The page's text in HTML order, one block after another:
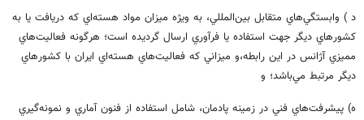
د ) وابستگي‌هاي متقابل بين‌المللي، به ويژه ميزان مواد هسته‌اي كه دريافت يا به
كشورهاي ديگر جهت استفاده يا فرآوري ارسال گرديده است؛ هرگونه فعاليت‌هاي
مميزي آژانس در اين رابطه،‌و ميزاني كه فعاليت‌هاي هسته‌اي ايران با كشورهاي
ديگر مرتبط مي‌باشد؛ و
ه) پيشرفت‌هاي فني در زمينه پادمان، شامل استفاده از فنون آماري و نمونه‌گيري